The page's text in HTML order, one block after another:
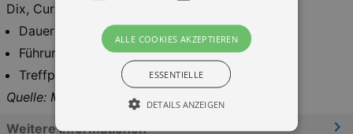
Dix, Curt Querner, Willy Wolff und A.R. Penck.
Dauer: 1,5 h
Führung kostenfrei
Treffpunkt an der Kasse
Quelle: Museen der Stadt Dresden
Weitere Informationen
ALLE COOKIES AKZEPTIEREN
ESSENTIELLE
DETAILS ANZEIGEN